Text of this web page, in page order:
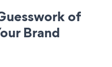
of
Brand